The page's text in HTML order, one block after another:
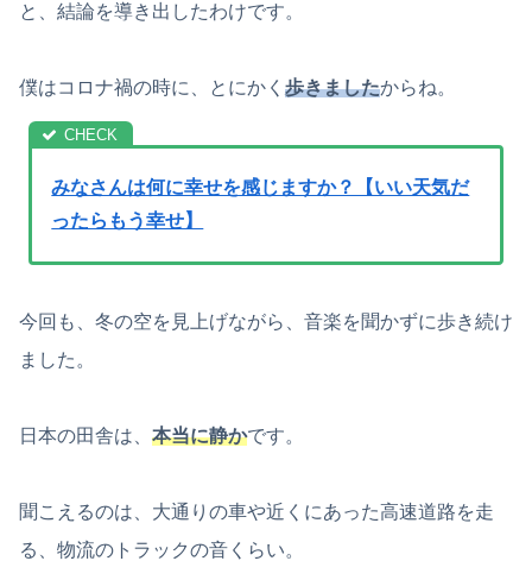
と、結論を導き出したわけです。
僕はコロナ禍の時に、とにかく 歩きましたからね。
みなさんは何に幸せを感じますか？【いい天気だ
ったらもう幸せ】
今回も、冬の空を見上げながら、音楽を聞かずに歩き続け
ました。
日本の田舎は、 本当に静かです。
聞こえるのは、大通りの車や近くにあった高速道路を走
る、物流のトラックの音くらい。